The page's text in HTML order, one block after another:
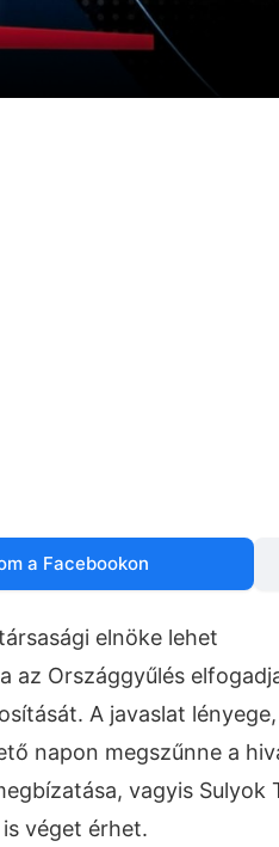
a Facebookon
elnöke lehet
az Országgyűlés
A javaslat
napon megszűnne a
vagyis Sulyok
véget érhet.